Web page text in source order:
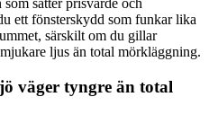
sätter prisvärde och
ett fönsterskydd som funkar lika
särskilt om du gillar
ljus än total mörkläggning.
väger tyngre än total